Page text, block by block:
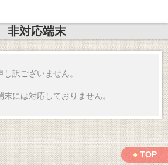
非対応端末
し訳ございません。
末には対応しておりません。
●TOP